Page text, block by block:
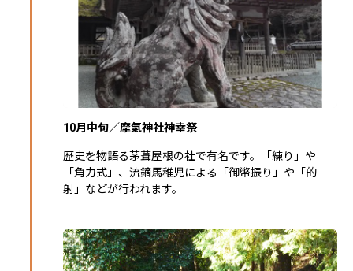
10月中旬／摩氣神社神幸祭
歴史を物語る茅葺屋根の社で有名です。「練り」や
「角力式」、流鏑馬稚児による「御幣振り」や「的
射」などが行われます。